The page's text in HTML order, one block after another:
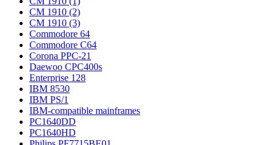
CM 1910 (2)
CM 1910 (3)
Commodore 64
Commodore С64
Corona PPC-21
Daewoo CPC400s
Enterprise 128
IBM 8530
IBM PS/1
IBM-compatible mainframes
PC1640DD
PC1640HD